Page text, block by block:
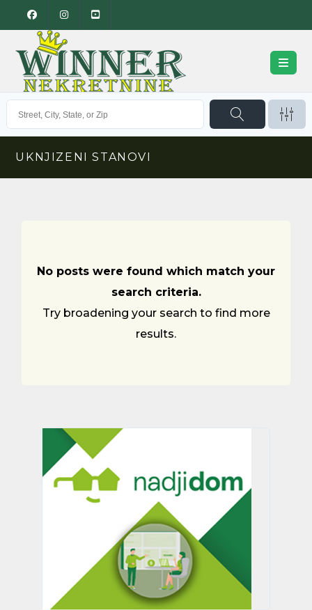
UKNJIZENI STANOVI
No posts were found which match your
search criteria.
Try broadening your search to find more
results.